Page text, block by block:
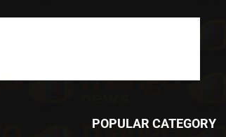
POPULAR CATEGORY